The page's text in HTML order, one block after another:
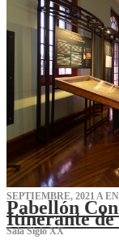
SEPTIEMBRE, 2021 A
Pabellón
Itinerante de
Sala Siglo XX